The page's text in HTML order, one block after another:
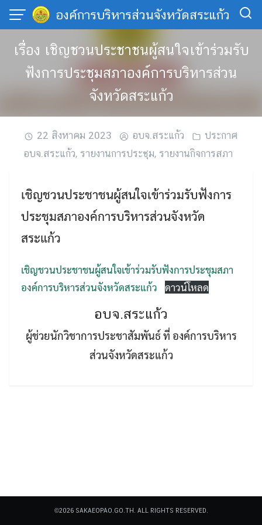
Skip
content
องค์การบริหารส่วนจังหวัดสระแก้ว
Search
เรื่อง เชิญชวนประชาชนผู้สนใจเข้าร่วมรับ
ฟังการประชุมสภาองค์การบริหารส่วน
จังหวัดสระแก้ว
22 สิงหาคม 2023 อบจ.สระแก้ว
ประกาศ
อบจ.สระแก้ว, รายงานการประชุม, รายงานกิจการสภา
เชิญชวนประชาชนผู้สนใจเข้าร่วมรับฟังการ
ประชุมสภาองค์การบริหารส่วนจังหวัด
สระแก้ว
เชิญชวนประชาชนผู้สนใจเข้าร่วมรับฟังการประชุมสภา
องค์การบริหารส่วนจังหวัดสระแก้ว
ดาวน์โหลด
อบจ.สระแก้ว
ผู้ช่วยนักวิชาการประชาสัมพันธ์ ที่ องค์การบริหาร
ส่วนจังหวัดสระแก้ว
©2026 SAKAEOPAO.GO.TH. ALL RIGHTS RESERVED.